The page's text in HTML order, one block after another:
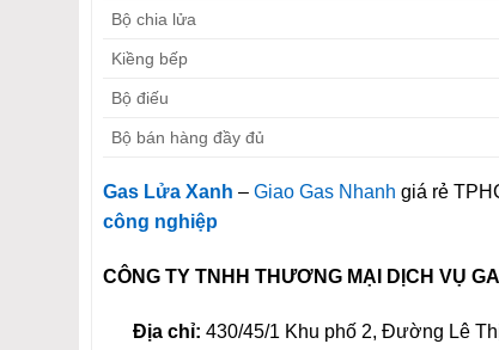
Bộ chia lửa
Kiềng bếp
Bộ điếu
Bộ bán hàng đầy đủ
Gas Lửa Xanh – Giao Gas Nhanh giá rẻ
công nghiệp
CÔNG TY TNHH THƯƠNG MẠI DỊCH VỤ
Địa chỉ: 430/45/1 Khu phố 2, Đường Lê